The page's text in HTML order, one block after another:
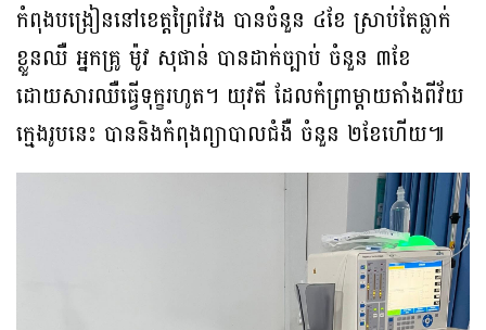
កំពុងបង្រៀននៅខេត្តព្រៃវែង បានចំនួន ៤ខែ ស្រាប់តែធ្លាក់
ខ្លួនឈឺ អ្នកគ្រូ ម៉ូវ សុផាន់ បានដាក់ច្បាប់ ចំនួន ៣ខែ
ដោយសារឈឺធ្វើទុក្ខរហូត។ យុវតី ដែលកំព្រាម្តាយតាំងពីវ័យ
ក្មេងរូបនេះ បាននិងកំពុងព្យាបាលជំងឺ ចំនួន ២ខែហើយ៕